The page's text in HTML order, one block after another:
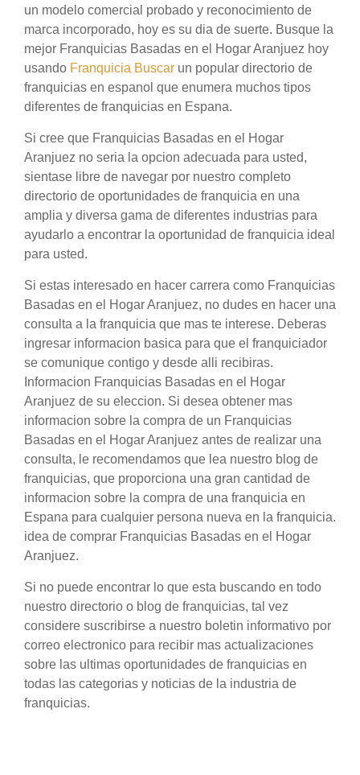
un modelo comercial probado y reconocimiento de
marca incorporado, hoy es su dia de suerte. Busque la
mejor Franquicias Basadas en el Hogar Aranjuez hoy
usando Franquicia Buscar un popular directorio de
franquicias en espanol que enumera muchos tipos
diferentes de franquicias en Espana.
Si cree que Franquicias Basadas en el Hogar
Aranjuez no seria la opcion adecuada para usted,
sientase libre de navegar por nuestro completo
directorio de oportunidades de franquicia en una
amplia y diversa gama de diferentes industrias para
ayudarlo a encontrar la oportunidad de franquicia ideal
para usted.
Si estas interesado en hacer carrera como Franquicias
Basadas en el Hogar Aranjuez, no dudes en hacer una
consulta a la franquicia que mas te interese. Deberas
ingresar informacion basica para que el franquiciador
se comunique contigo y desde alli recibiras.
Informacion Franquicias Basadas en el Hogar
Aranjuez de su eleccion. Si desea obtener mas
informacion sobre la compra de un Franquicias
Basadas en el Hogar Aranjuez antes de realizar una
consulta, le recomendamos que lea nuestro blog de
franquicias, que proporciona una gran cantidad de
informacion sobre la compra de una franquicia en
Espana para cualquier persona nueva en la franquicia.
idea de comprar Franquicias Basadas en el Hogar
Aranjuez.
Si no puede encontrar lo que esta buscando en todo
nuestro directorio o blog de franquicias, tal vez
considere suscribirse a nuestro boletin informativo por
correo electronico para recibir mas actualizaciones
sobre las ultimas oportunidades de franquicias en
todas las categorias y noticias de la industria de
franquicias.